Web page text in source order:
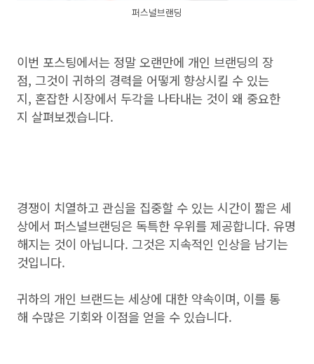
퍼스널브랜딩
이번 포스팅에서는 정말 오랜만에 개인 브랜딩의 장
점, 그것이 귀하의 경력을 어떻게 향상시킬 수 있는
지, 혼잡한 시장에서 두각을 나타내는 것이 왜 중요한
지 살펴보겠습니다.
경쟁이 치열하고 관심을 집중할 수 있는 시간이 짧은 세
상에서 퍼스널브랜딩은 독특한 우위를 제공합니다. 유명
해지는 것이 아닙니다. 그것은 지속적인 인상을 남기는
것입니다.
귀하의 개인 브랜드는 세상에 대한 약속이며, 이를 통
해 수많은 기회와 이점을 얻을 수 있습니다.